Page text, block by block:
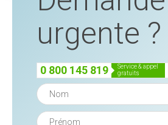
urgente ?
0 800 145 819
service & appel
gratuits